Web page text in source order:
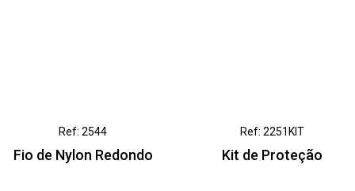
Ref: 2544
Fio de Nylon Redondo
Ref: 2251KIT
Kit de Proteção